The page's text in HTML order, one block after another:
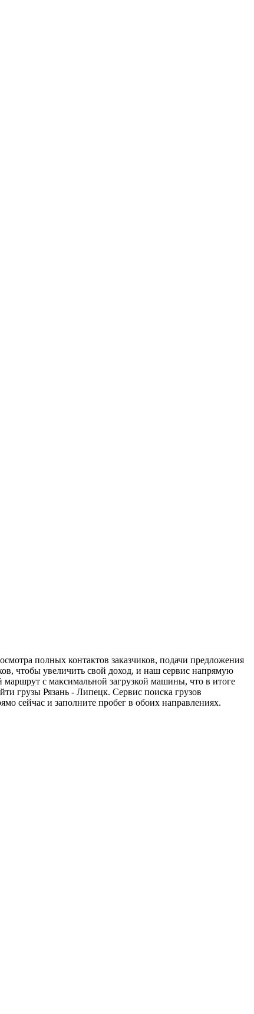
полных контактов заказчиков, подачи предложения
чтобы увеличить свой доход, и наш сервис напрямую
с максимальной загрузкой машины, что в итоге
грузы Рязань - Липецк. Сервис поиска грузов
сейчас и заполните пробег в обоих направлениях.